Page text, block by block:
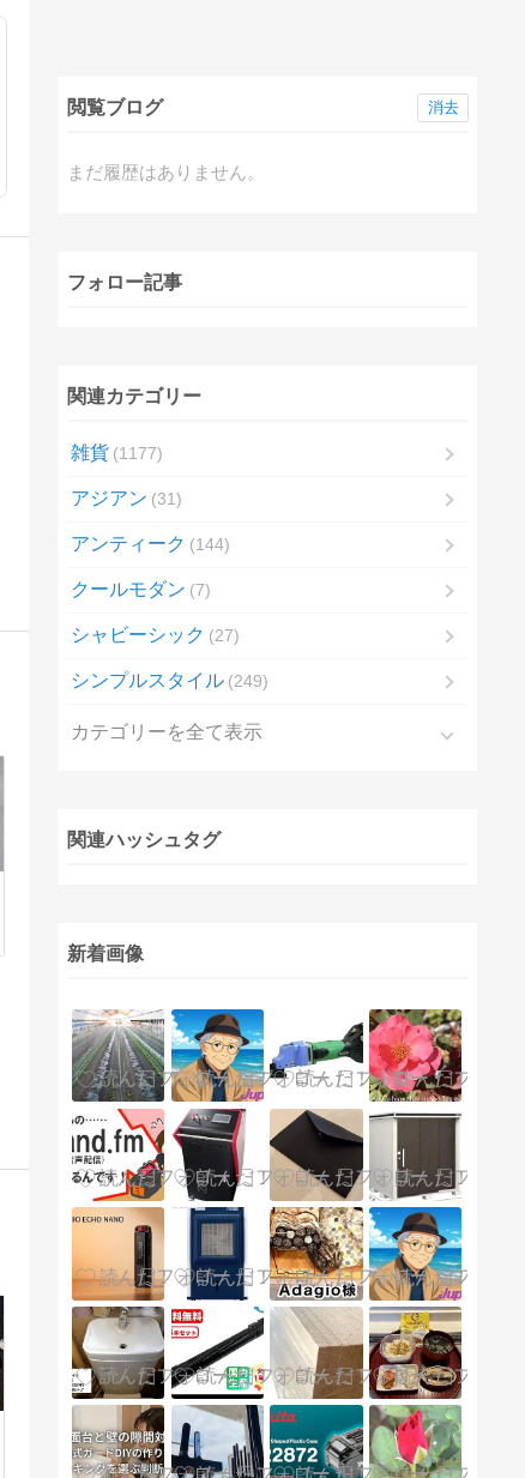
閲覧ブログ
まだ履歴はありません。
消去
フォロー記事
関連カテゴリー
雑貨 1177
アジアン 31
アンティーク 144
クールモダン 7
シャビーシック 27
シンプルスタイル 249
カテゴリーを全て表示
関連ハッシュタグ
新着画像